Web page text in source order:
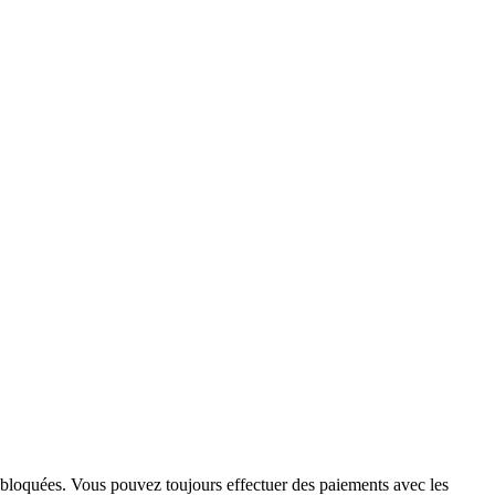
Vous pouvez toujours effectuer des paiements avec les